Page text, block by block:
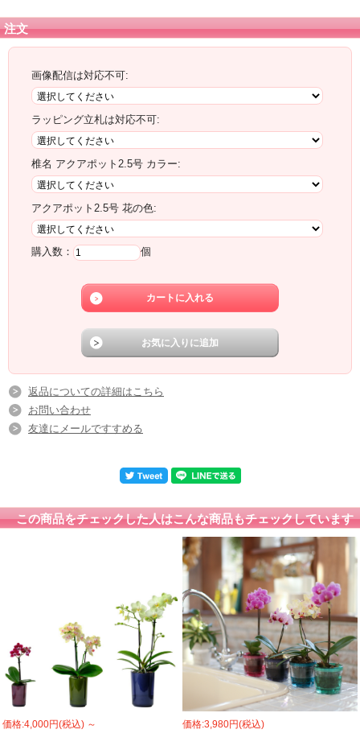
注文
画像配信は対応不可:
ラッピング立札は対応不可:
椎名 アクアポット2.5号 カラー:
アクアポット2.5号 花の色:
購入数： 個
返品についての詳細はこちら
お問い合わせ
友達にメールですすめる
この商品をチェックした人はこんな商品もチェックしています
価格:4,000円(税込) ～ 価格:3,980円(税込)